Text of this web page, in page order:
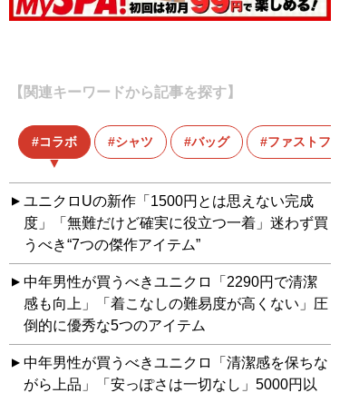
【関連キーワードから記事を探す】
コラボ シャツ バッグ ファストファッ
ユニクロUの新作「1500円とは思えない完成
度」「無難だけど確実に役立つ一着」迷わず買
うべき“7つの傑作アイテム”
中年男性が買うべきユニクロ「2290円で清潔
感も向上」「着こなしの難易度が高くない」圧
倒的に優秀な5つのアイテム
中年男性が買うべきユニクロ「清潔感を保ちな
がら上品」「安っぽさは一切なし」5000円以